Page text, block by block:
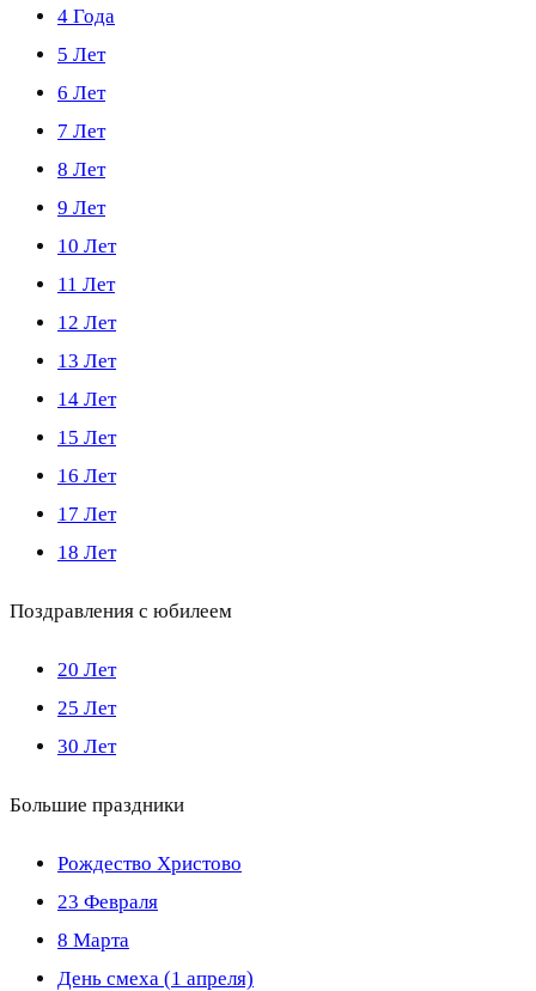
4 Года
5 Лет
6 Лет
7 Лет
8 Лет
9 Лет
10 Лет
11 Лет
12 Лет
13 Лет
14 Лет
15 Лет
16 Лет
17 Лет
18 Лет
Поздравления с юбилеем
20 Лет
25 Лет
30 Лет
Большие праздники
Рождество Христово
23 Февраля
8 Марта
День смеха (1 апреля)